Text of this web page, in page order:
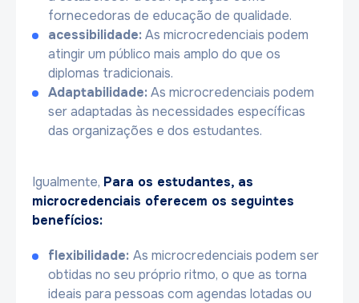
fornecedoras de educação de qualidade.
acessibilidade:As microcredenciais podem
atingir um público mais amplo do que os
diplomas tradicionais.
Adaptabilidade:As microcredenciais podem
ser adaptadas às necessidades específicas
das organizações e dos estudantes.
Igualmente, Para os estudantes, as
microcredenciais oferecem os seguintes
benefícios:
flexibilidade: As microcredenciais podem ser
obtidas no seu próprio ritmo, o que as torna
ideais para pessoas com agendas lotadas ou